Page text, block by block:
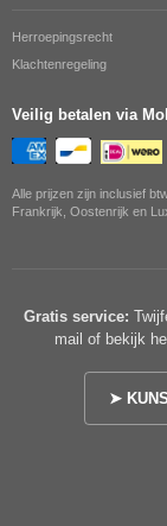
Herroepingsrecht
Klachtenregeling
Veilig betalen via
Alle prijzen zijn inclusief
Frankrijk, Oostenrijk en
Gratis service:
mail of bekijk
➤